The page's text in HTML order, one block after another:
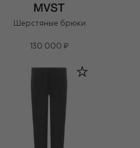
Шерстяные брюки
130 000 ₽